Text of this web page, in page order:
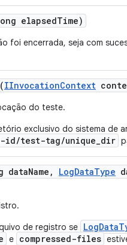
elapsedTime)
foi encerrada, seja com
(IInvocationContext
do teste.
exclusivo do sistema de
test-tag/unique_dir
dataName , LogDataType
de registro se
e compressed-files